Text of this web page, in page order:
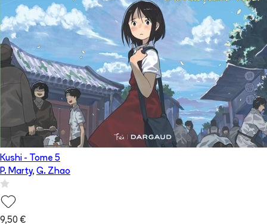
Kushi - Tome 5
P. Marty, G. Zhao
9,50 €